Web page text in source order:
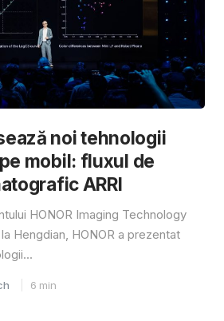
noi tehnologii
mobil: fluxul de
ARRI
HONOR Imaging Technology
Hengdian, HONOR a prezentat
6 min